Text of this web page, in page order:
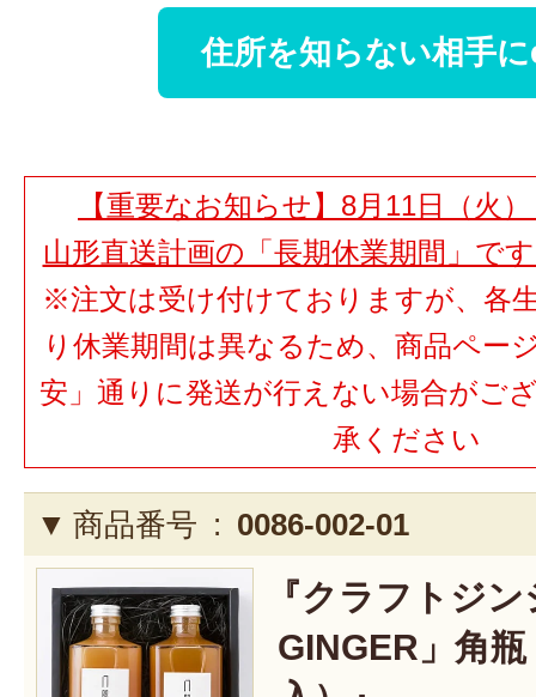
住所を知らない相手
【重要なお知らせ】8月11日（火
山形直送計画の「長期休業期間」で
※注文は受け付けておりますが、各
り休業期間は異なるため、商品ペー
安」通りに発送が行えない場合がご
承ください
商品番号 : 0086-002-01
『クラフトジ
GINGER」角